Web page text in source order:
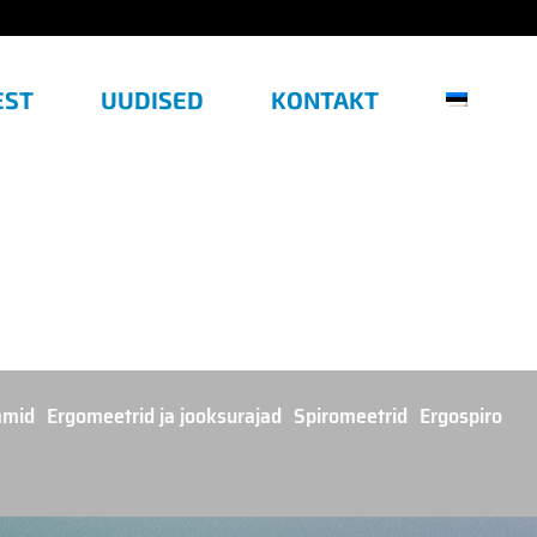
UUDISED KONTAKT
Ergomeetrid ja jooksurajad Spiromeetrid Ergospiro